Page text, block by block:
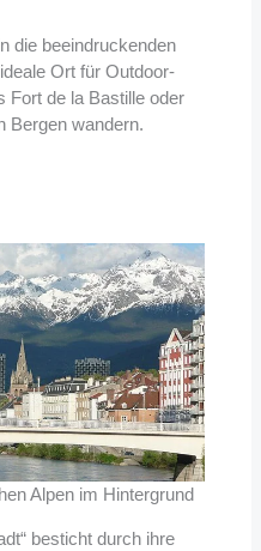
die beeindruckenden
Ort für Outdoor-
Fort de la Bastille oder
Bergen wandern.
Alpen im Hintergrund
besticht durch ihre